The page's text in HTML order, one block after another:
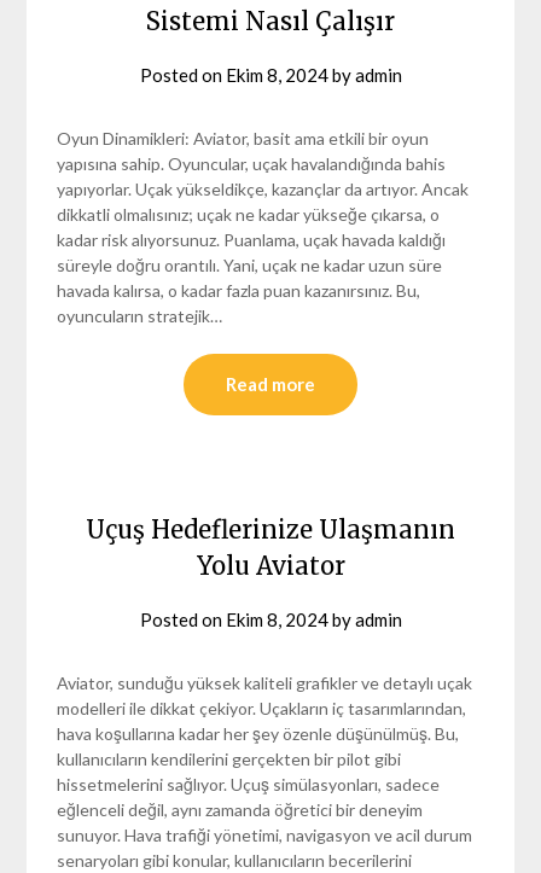
Sistemi Nasıl Çalışır
Posted on Ekim 8, 2024byadmin
Oyun Dinamikleri: Aviator, basit ama etkili bir oyun
yapısına sahip. Oyuncular, uçak havalandığında bahis
yapıyorlar. Uçak yükseldikçe, kazançlar da artıyor. Ancak
dikkatli olmalısınız; uçak ne kadar yükseğe çıkarsa, o
kadar risk alıyorsunuz. Puanlama, uçak havada kaldığı
süreyle doğru orantılı. Yani, uçak ne kadar uzun süre
havada kalırsa, o kadar fazla puan kazanırsınız. Bu,
oyuncuların stratejik…
Read more
Uçuş Hedeflerinize Ulaşmanın
Yolu Aviator
Posted on Ekim 8, 2024byadmin
Aviator, sunduğu yüksek kaliteli grafikler ve detaylı uçak
modelleri ile dikkat çekiyor. Uçakların iç tasarımlarından,
hava koşullarına kadar her şey özenle düşünülmüş. Bu,
kullanıcıların kendilerini gerçekten bir pilot gibi
hissetmelerini sağlıyor. Uçuş simülasyonları, sadece
eğlenceli değil, aynı zamanda öğretici bir deneyim
sunuyor. Hava trafiği yönetimi, navigasyon ve acil durum
senaryoları gibi konular, kullanıcıların becerilerini